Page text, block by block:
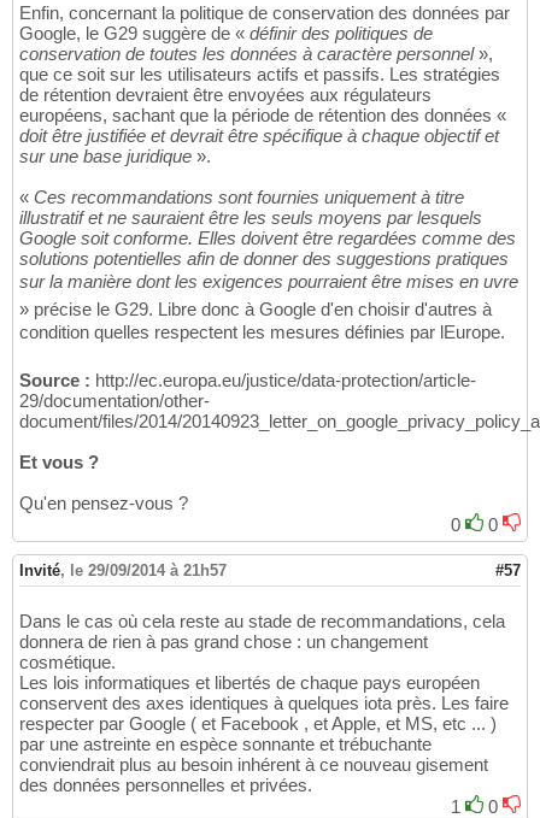
Enfin, concernant la politique de conservation des données par
Google, le G29 suggère de « définir des politiques de
conservation de toutes les données à caractère personnel»,
que ce soit sur les utilisateurs actifs et passifs. Les stratégies
de rétention devraient être envoyées aux régulateurs
européens, sachant que la période de rétention des données «
doit être justifiée et devrait être spécifique à chaque objectif et
sur une base juridique ».
« Ces recommandations sont fournies uniquement à titre
illustratif et ne sauraient être les seuls moyens par lesquels
Google soit conforme. Elles doivent être regardées comme des
solutions potentielles afin de donner des suggestions pratiques
sur la manière dont les exigences pourraient être mises en uvre
» précise le G29. Libre donc à Google d'en choisir d'autres à
condition quelles respectent les mesures définies par lEurope.
Source : http://ec.europa.eu/justice/data-protection/article-
29/documentation/other-
document/files/2014/
Et vous ?
Qu'en pensez-vous ?
0
0
Invité, le 29/09/2014 à 21h57 #57
Dans le cas où cela reste au stade de recommandations, cela
donnera de rien à pas grand chose : un changement
cosmétique.
Les lois informatiques et libertés de chaque pays européen
conservent des axes identiques à quelques iota près. Les faire
respecter par Google ( et Facebook , et Apple, et MS, etc ... )
par une astreinte en espèce sonnante et trébuchante
conviendrait plus au besoin inhérent à ce nouveau gisement
des données personnelles et privées.
1
0